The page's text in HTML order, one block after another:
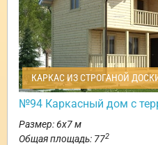
КАРКАС ИЗ СТРОГАНОЙ
№94 Каркасный дом с
Размер: 6х7 м
Общая площадь: 772